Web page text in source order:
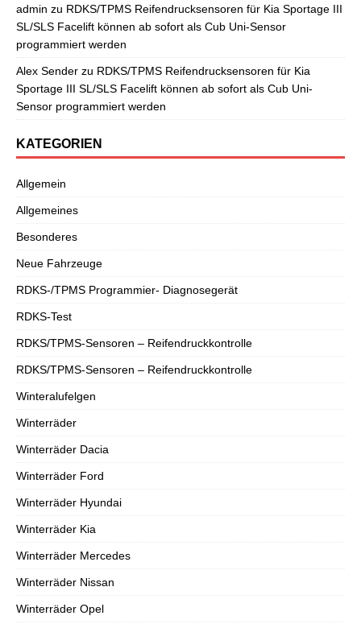
admin zu RDKS/TPMS Reifendrucksensoren für Kia Sportage III
SL/SLS Facelift können ab sofort als Cub Uni-Sensor
programmiert werden
Alex Sender zu RDKS/TPMS Reifendrucksensoren für Kia
Sportage III SL/SLS Facelift können ab sofort als Cub Uni-
Sensor programmiert werden
KATEGORIEN
Allgemein
Allgemeines
Besonderes
Neue Fahrzeuge
RDKS-/TPMS Programmier- Diagnosegerät
RDKS-Test
RDKS/TPMS-Sensoren – Reifendruckkontrolle
RDKS/TPMS-Sensoren – Reifendruckkontrolle
Winteralufelgen
Winterräder
Winterräder Dacia
Winterräder Ford
Winterräder Hyundai
Winterräder Kia
Winterräder Mercedes
Winterräder Nissan
Winterräder Opel